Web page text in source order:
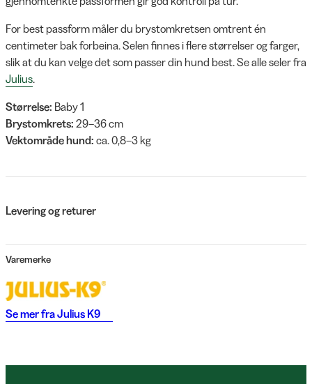
For best passform måler du brystomkretsen omtrent én
centimeter bak forbeina. Selen finnes i flere størrelser og farger,
slik at du kan velge det som passer din hund best. Se alle seler fra
Julius.
Størrelse: Baby 1
Brystomkrets: 29–36 cm
Vektområde hund: ca. 0,8–3 kg
Levering og returer
Varemerke
Se mer fraJulius K9